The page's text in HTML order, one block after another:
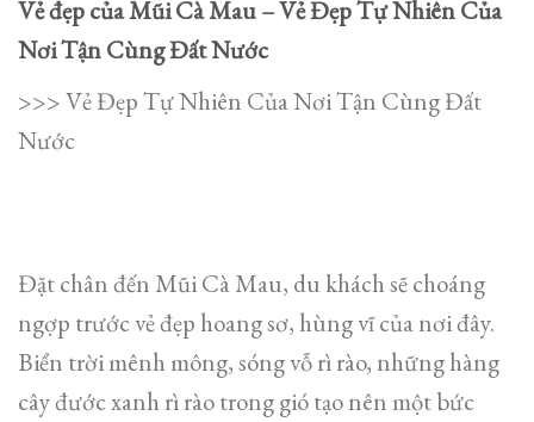
Vẻ đẹp của Mũi Cà Mau – Vẻ Đẹp Tự Nhiên Của
Nơi Tận Cùng Đất Nước
>>> Vẻ Đẹp Tự Nhiên Của Nơi Tận Cùng Đất
Nước
Đặt chân đến Mũi Cà Mau, du khách sẽ choáng
ngợp trước vẻ đẹp hoang sơ, hùng vĩ của nơi đây.
Biển trời mênh mông, sóng vỗ rì rào, những hàng
cây đước xanh rì rào trong gió tạo nên một bức